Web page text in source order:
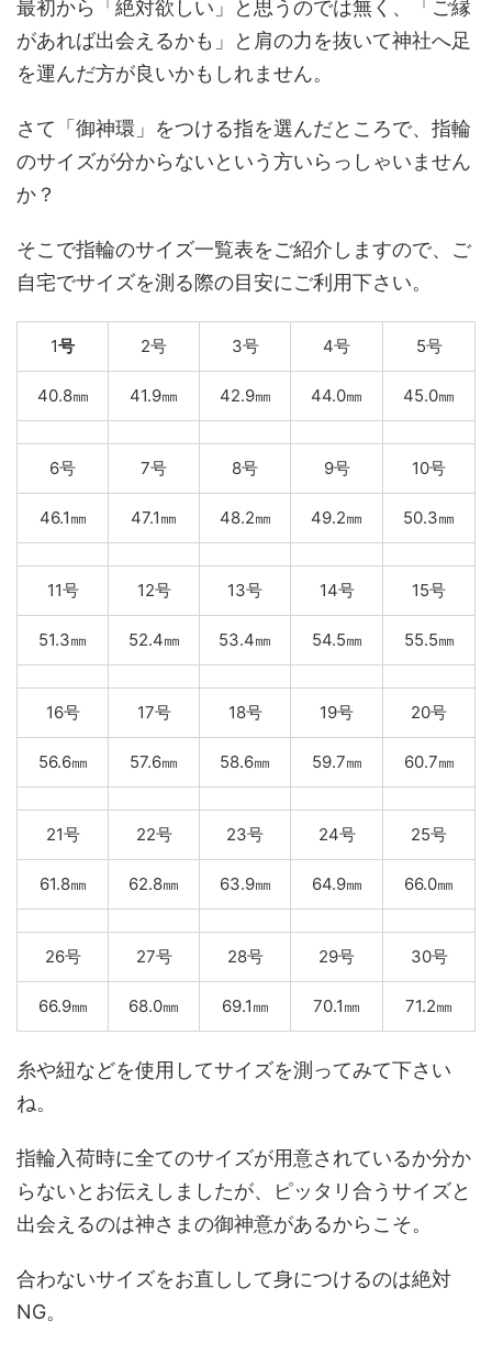
最初から「絶対欲しい」と思うのでは無く、「ご縁
があれば出会えるかも」と肩の力を抜いて神社へ足
を運んだ方が良いかもしれません。
さて「御神環」をつける指を選んだところで、指輪
のサイズが分からないという方いらっしゃいません
か？
そこで指輪のサイズ一覧表をご紹介しますので、ご
自宅でサイズを測る際の目安にご利用下さい。
1号 2号 3号 4号 5号
40.8㎜ 41.9㎜ 42.9㎜ 44.0㎜ 45.0㎜
6号 7号 8号 9号 10号
46.1㎜ 47.1㎜ 48.2㎜ 49.2㎜ 50.3㎜
11号 12号 13号 14号 15号
51.3㎜ 52.4㎜ 53.4㎜ 54.5㎜ 55.5㎜
16号 17号 18号 19号 20号
56.6㎜ 57.6㎜ 58.6㎜ 59.7㎜ 60.7㎜
21号 22号 23号 24号 25号
61.8㎜ 62.8㎜ 63.9㎜ 64.9㎜ 66.0㎜
26号 27号 28号 29号 30号
66.9㎜ 68.0㎜ 69.1㎜ 70.1㎜ 71.2㎜
糸や紐などを使用してサイズを測ってみて下さい
ね。
指輪入荷時に全てのサイズが用意されているか分か
らないとお伝えしましたが、ピッタリ合うサイズと
出会えるのは神さまの御神意があるからこそ。
合わないサイズをお直しして身につけるのは絶対
NG。